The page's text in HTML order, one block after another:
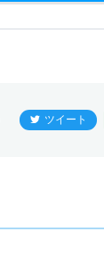
ツイート